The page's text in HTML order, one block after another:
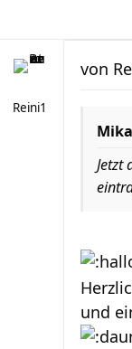
Reini1
von
Jetzt
und